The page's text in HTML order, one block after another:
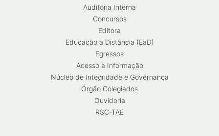
Auditoria Interna
Concursos
Editora
Educação a Distância (EaD)
Egressos
Acesso à Informação
Núcleo de Integridade e Governança
Órgão Colegiados
Ouvidoria
RSC-TAE